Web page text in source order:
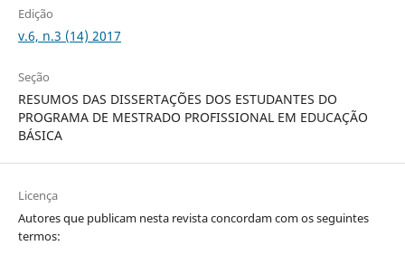
Edição
v.6, n.3 (14) 2017
Seção
RESUMOS DAS DISSERTAÇÕES DOS ESTUDANTES DO
PROGRAMA DE MESTRADO PROFISSIONAL EM EDUCAÇÃO
BÁSICA
Licença
Autores que publicam nesta revista concordam com os seguintes
termos: